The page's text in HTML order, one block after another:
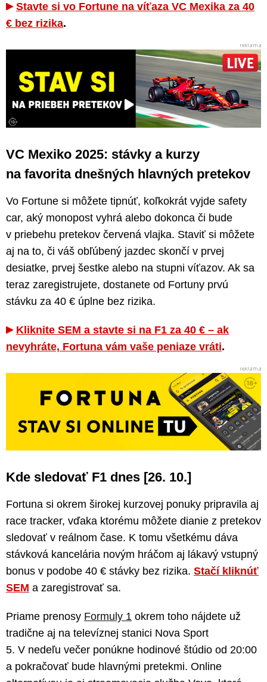
Stavte si vo Fortune na víťaza VC Mexika za 40
€ bez rizika.
VC Mexiko 2025: stávky a kurzy
na favorita dnešných hlavných pretekov
Vo Fortune si môžete tipnúť, koľkokrát vyjde safety
car, aký monopost vyhrá alebo dokonca či bude
v priebehu pretekov červená vlajka. Staviť si môžete
aj na to, či váš obľúbený jazdec skončí v prvej
desiatke, prvej šestke alebo na stupni víťazov. Ak sa
teraz zaregistrujete, dostanete od Fortuny prvú
stávku za 40 € úplne bez rizika.
Kliknite SEM a stavte si na F1 za 40 € – ak
nevyhráte, Fortuna vám vaše peniaze vráti.
Kde sledovať F1 dnes [26. 10.]
Fortuna si okrem širokej kurzovej ponuky pripravila aj
race tracker, vďaka ktorému môžete dianie z pretekov
sledovať v reálnom čase. K tomu všetkému dáva
stávková kancelária novým hráčom aj lákavý vstupný
bonus v podobe 40 € stávky bez rizika. Stačí kliknúť
SEM a zaregistrovať sa.
Priame prenosy Formuly 1 okrem toho nájdete už
tradične aj na televíznej stanici Nova Sport
5. V nedeľu večer ponúkne hodinové štúdio od 20:00
a pokračovať bude hlavnými pretekmi. Online